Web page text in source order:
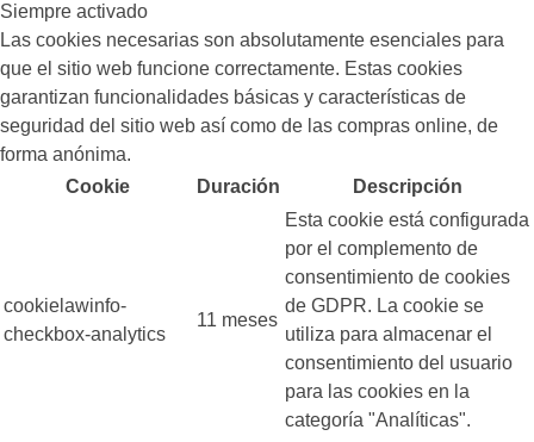
Siempre activado
Las cookies necesarias son absolutamente esenciales para
que el sitio web funcione correctamente. Estas cookies
garantizan funcionalidades básicas y características de
seguridad del sitio web así como de las compras online, de
forma anónima.
Cookie
Duración Descripción
cookielawinfo-
checkbox-analytics
11 meses
Esta cookie está configurada
por el complemento de
consentimiento de cookies
de GDPR. La cookie se
utiliza para almacenar el
consentimiento del usuario
para las cookies en la
categoría "Analíticas".